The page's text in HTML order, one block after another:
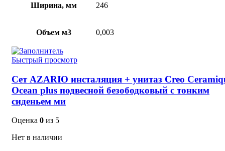
Ширина, мм 246
Объем м3 0,003
Быстрый просмотр
Сет AZARIO инсталяция + унитаз Creo
Ocean plus подвесной безободковый с тонким
сиденьем ми
Оценка 0 из 5
Нет в наличии